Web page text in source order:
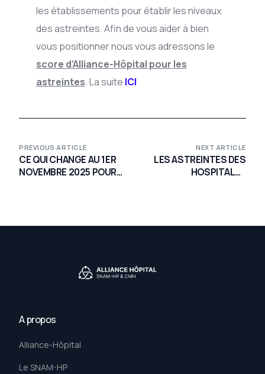
les établissements pour établir les niveaux
des astreintes. Afin de vous aider à bien
vous positionner nous vous adressons le
score d’Alliance-Hôpital pour les
astreintes. La suite ICI
PREVIOUS ARTICLE
CE QUI CHANGE AU 1ER
NOVEMBRE 2025 POUR
NEXT ARTICLE
LES ASTREINTES DES
HOSPITALO-
A propos
Alliance-Hôpital
Le SNAM-HP